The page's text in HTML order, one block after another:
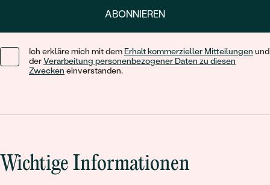
ABONNIEREN
Ich erkläre mich mit dem Erhalt kommerzieller Mitteilungen und
derVerarbeitung personenbezogener Daten zu diesen
Zwecken einverstanden.
Wichtige Informationen